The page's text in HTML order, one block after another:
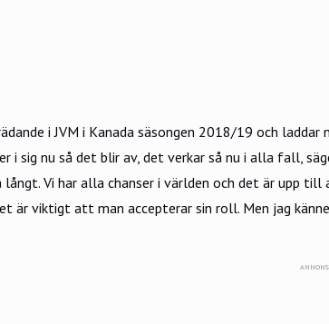
i JVM i Kanada säsongen 2018/19 och
i sig nu så det blir av, det verkar så nu i alla fall,
Vi har alla chanser i världen och det är upp
är viktigt att man accepterar sin roll. Men jag
ANNONS